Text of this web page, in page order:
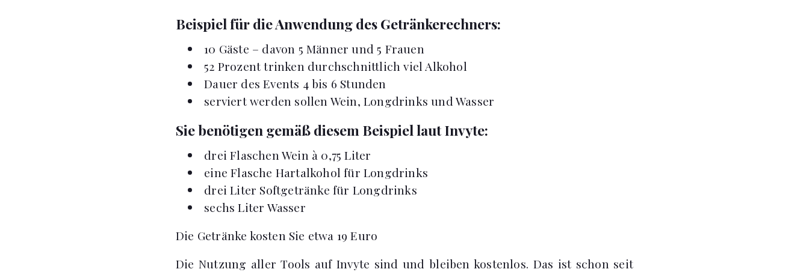
Beispiel für die Anwendung des Getränkerechners:
10 Gäste – davon 5 Männer und 5 Frauen
52 Prozent trinken durchschnittlich viel Alkohol
Dauer des Events 4 bis 6 Stunden
serviert werden sollen Wein, Longdrinks und Wasser
Sie benötigen gemäß diesem Beispiel laut Invyte:
drei Flaschen Wein à 0,75 Liter
eine Flasche Hartalkohol für Longdrinks
drei Liter Softgetränke für Longdrinks
sechs Liter Wasser
Die Getränke kosten Sie etwa 19 Euro
Die Nutzung aller Tools auf Invyte sind und bleiben kostenlos. Das ist schon seit